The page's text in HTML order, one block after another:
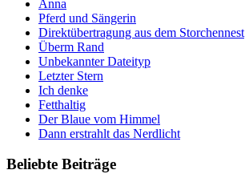
Anna
Pferd und Sängerin
Direktübertragung aus dem Storchennest
Überm Rand
Unbekannter Dateityp
Letzter Stern
Ich denke
Fetthaltig
Der Blaue vom Himmel
Dann erstrahlt das Nerdlicht
Beliebte Beiträge